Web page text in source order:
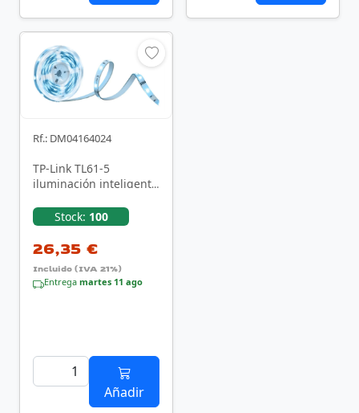
Rf.: DM04164024
TP-Link TL61-5
iluminación inteligente
Wi-FiStock: 100
26,35 €
Incluido (IVA 21%)
Entrega martes 11 ago
Añadir